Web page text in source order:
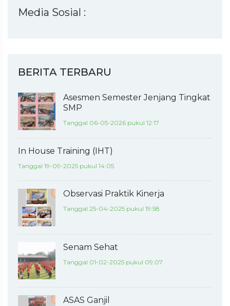
Media Sosial :
BERITA TERBARU
Asesmen Semester Jenjang Tingkat
SMP
Tanggal 06-05-2026 pukul 12:17
In House Training (IHT)
Tanggal 19-09-2025 pukul 14:05
Observasi Praktik Kinerja
Tanggal 25-04-2025 pukul 19:58
Senam Sehat
Tanggal 01-02-2025 pukul 09:07
ASAS Ganjil